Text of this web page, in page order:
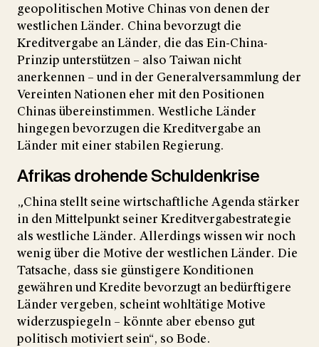
geopolitischen Motive Chinas von denen der
westlichen Länder. China bevorzugt die
Kreditvergabe an Länder, die das Ein-China-
Prinzip unterstützen – also Taiwan nicht
anerkennen – und in der Generalversammlung der
Vereinten Nationen eher mit den Positionen
Chinas übereinstimmen. Westliche Länder
hingegen bevorzugen die Kreditvergabe an
Länder mit einer stabilen Regierung.
Afrikas drohende Schuldenkrise
„China stellt seine wirtschaftliche Agenda stärker
in den Mittelpunkt seiner Kreditvergabestrategie
als westliche Länder. Allerdings wissen wir noch
wenig über die Motive der westlichen Länder. Die
Tatsache, dass sie günstigere Konditionen
gewähren und Kredite bevorzugt an bedürftigere
Länder vergeben, scheint wohltätige Motive
widerzuspiegeln – könnte aber ebenso gut
politisch motiviert sein“, so Bode.